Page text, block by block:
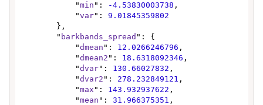
            "
min ": -4.53830003738 ,
            "
var": 9.01845359802
        "
barkbands_spread ": {
            "
dmean ": 12.0266246796 ,
            "
dmean2 ": 18.6318092346 ,
            "
dvar": 130.66027832 ,
            "
dvar2 ": 278.232849121 ,
            "
max ": 143.932937622 ,
            "
mean ": 31.966375351 ,